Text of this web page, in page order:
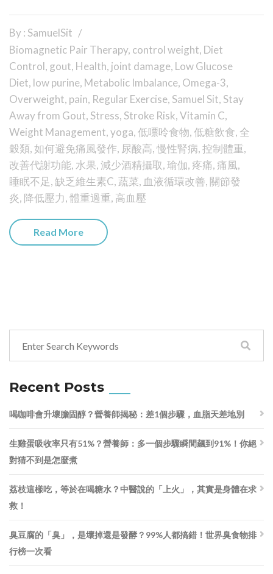
By : SamuelSit
Biomagnetic Pair Therapy, control weight, Diet
Control, gout, Health, joint damage, Low Glucose
Diet, low purine, Metabolic Imbalance, Omega-3,
Overweight, pain, Regular Exercise, Samuel Sit, Stay
Away from Gout, Stress, Stroke Risk,Vitamin C,
Weight Management,yoga,低嘌呤食物,低糖飲食,全
穀類,如何避免痛風發作, 尿酸高,慢性腎病,控制體重,
改善代謝功能,水果, 減少酒精攝取,瑜伽,疼痛,痛風,
睡眠不足,缺乏維生素C,蔬菜, 血液循環改善, 關節發
炎, 降低壓力,體重過重, 高血壓
Read More
Recent Posts
喝咖啡會升壞膽固醇？營養師揭秘：差1個步驟，血脂天差地別
生雞蛋吸收率只有51%？營養師：多一個步驟瞬間飆到91%！你絕
對猜不到是怎麼煮
荔枝這樣吃，等於在喝糖水？中醫說的「上火」，其實是身體在求
救！
臭豆腐的「臭」，是壞掉還是發酵？99%人都搞錯！世界臭食物排
行榜一次看